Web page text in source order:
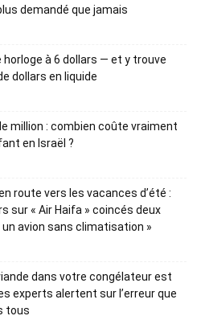
demandé que jamais
horloge à 6 dollars — et y trouve
dollars en liquide
million : combien coûte vraiment
en Israël ?
route vers les vacances d’été :
sur « Air Haifa » coincés deux
un avion sans climatisation »
dans votre congélateur est
experts alertent sur l’erreur que
tous